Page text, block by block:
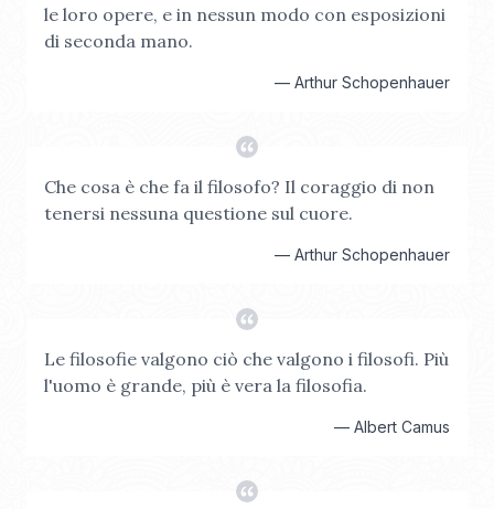
le loro opere, e in nessun modo con esposizioni
di seconda mano.
— Arthur Schopenhauer
Che cosa è che fa il filosofo? Il coraggio di non
tenersi nessuna questione sul cuore.
— Arthur Schopenhauer
Le filosofie valgono ciò che valgono i filosofi. Più
l'uomo è grande, più è vera la filosofia.
— Albert Camus